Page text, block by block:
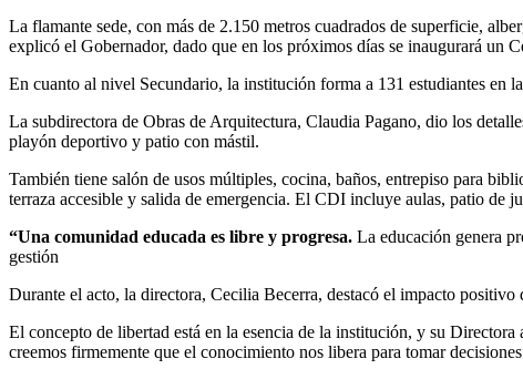
La flamante sede, con más de 2.150 metros cuadrados de superficie,
explicó el Gobernador, dado que en los próximos días se inaugurará un
En cuanto al nivel Secundario, la institución forma a 131 estudiantes en
La subdirectora de Obras de Arquitectura, Claudia Pagano, dio los
playón deportivo y patio con mástil.
También tiene salón de usos múltiples, cocina, baños, entrepiso para
terraza accesible y salida de emergencia. El CDI incluye aulas, patio de
“Una comunidad educada es libre y progresa. La educación genera
gestión
Durante el acto, la directora, Cecilia Becerra, destacó el impacto
El concepto de libertad está en la esencia de la institución, y su
creemos firmemente que el conocimiento nos libera para tomar